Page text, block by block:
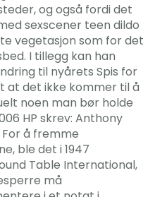
og også fordi det
sexscener teen dildo
vegetasjon som for det
I tillegg kan han
til nyårets Spis for
at det ikke kommer til å
noen man bør holde
HP skrev: Anthony
å fremme
ble det i 1947
Table International,
må